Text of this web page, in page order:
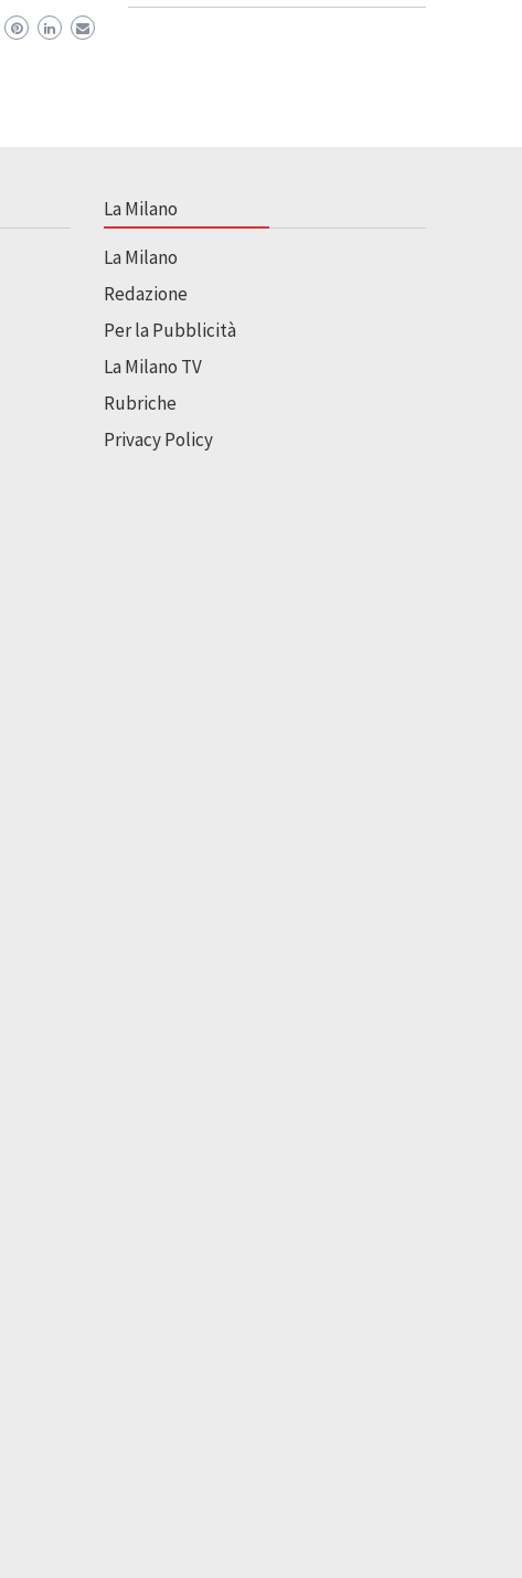
La Milano
La Milano
Redazione
Per la Pubblicità
La Milano TV
Rubriche
Privacy Policy